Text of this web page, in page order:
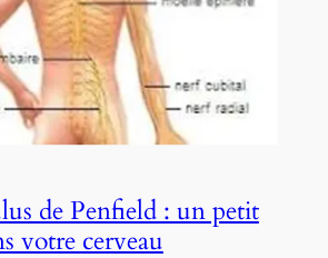
de Penfield : un petit
votre cerveau